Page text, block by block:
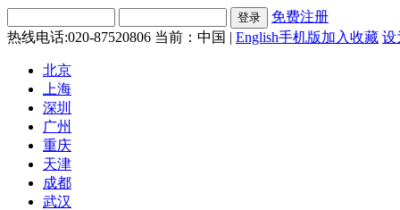
免费注册
热线电话:020-87520806 当前：中国 | English手机版加入收藏 设
北京
上海
深圳
广州
重庆
天津
成都
武汉